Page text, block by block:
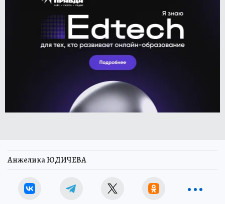
Анжелика ЮДИЧЕВА